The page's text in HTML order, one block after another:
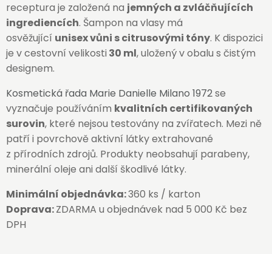
receptura je založená na jemných a zvláčňujících
ingrediencích. Šampon na vlasy má
osvěžující unisex vůni s citrusovými tóny. K dispozici
je v cestovní velikosti 30 ml, uložený v obalu s čistým
designem.
Kosmetická řada Marie Danielle Milano 1972se
vyznačuje používáním kvalitních certifikovaných
surovin, které nejsou testovány na zvířatech. Mezi ně
patří i povrchově aktivní látky extrahované
z přírodních zdrojů. Produkty neobsahují parabeny,
minerální oleje ani další škodlivé látky.
Minimální objednávka:360 ks / karton
Doprava:ZDARMA u objednávek nad 5 000 Kč bez
DPH